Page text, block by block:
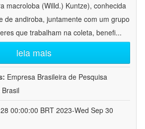
macroloba (Willd.) Kuntze), conhecida
de andiroba, juntamente com um grupo
que trabalham na coleta, benefi...
leia mais
Empresa Brasileira de Pesquisa
00:00:00 BRT 2023-Wed Sep 30